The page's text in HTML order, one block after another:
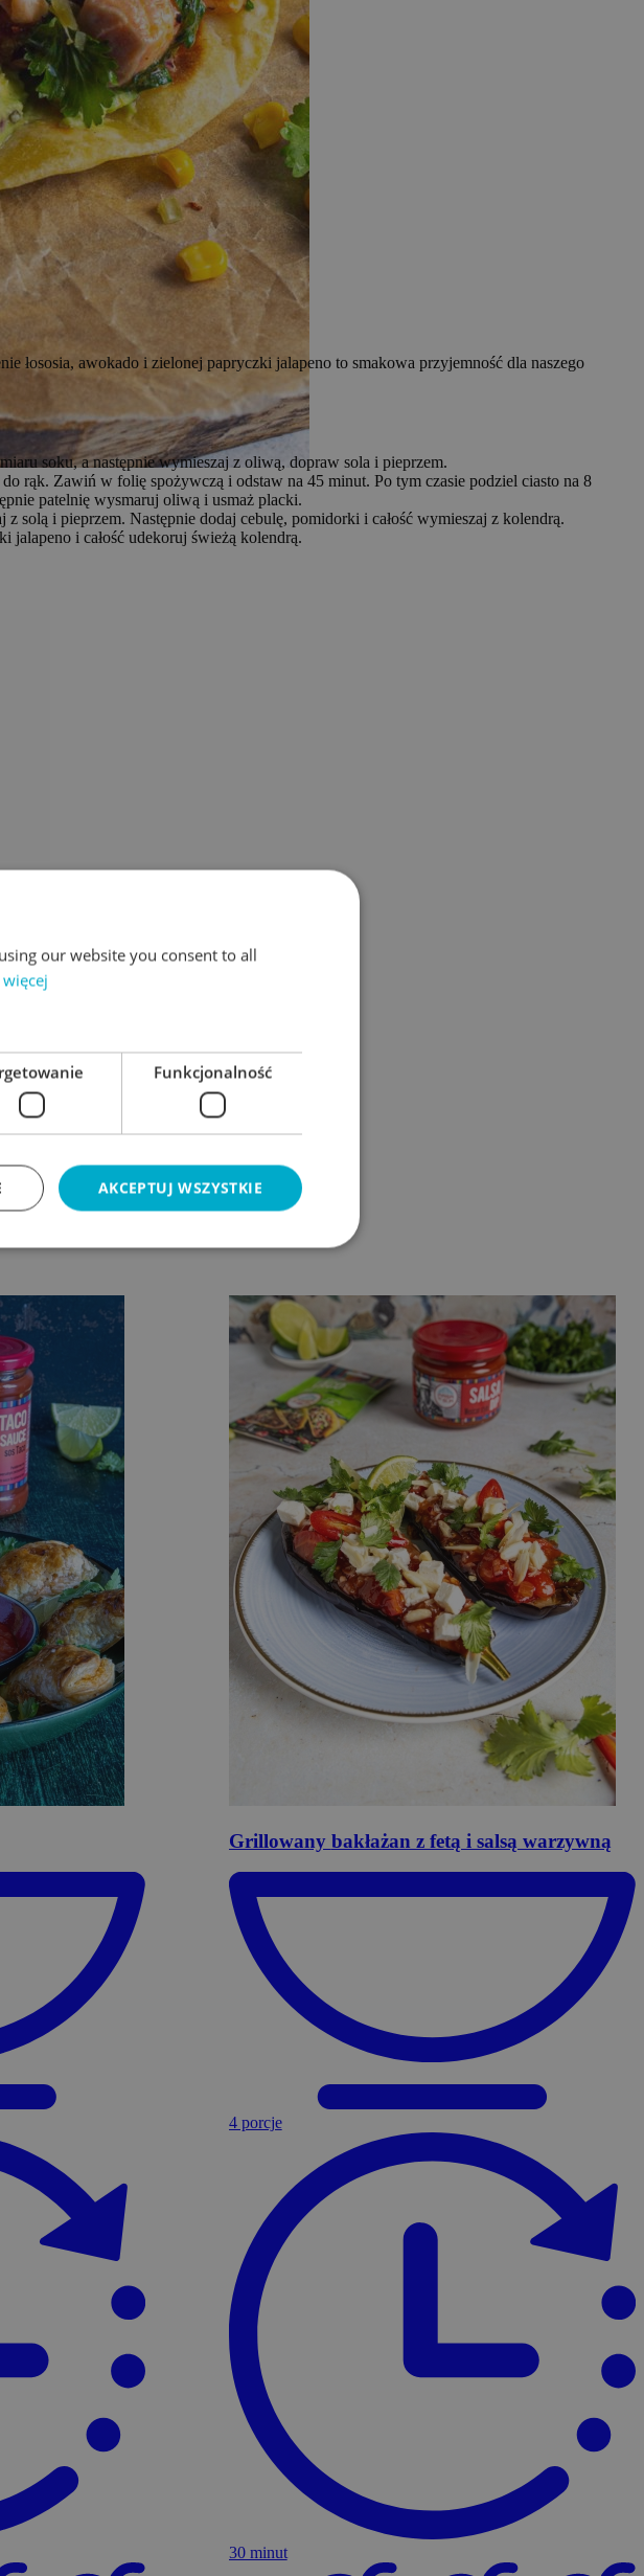
łososia, awokado i zielonej papryczki jalapeno to smakowa przyjemność dla naszego
soku, a następnie wymieszaj z oliwą, dopraw sola i pieprzem.
rąk. Zawiń w folię spożywczą i odstaw na 45 minut. Po tym czasie podziel ciasto na 8
patelnię wysmaruj oliwą i usmaż placki.
solą i pieprzem. Następnie dodaj cebulę, pomidorki i całość wymieszaj z kolendrą.
jalapeno i całość udekoruj świeżą kolendrą.
Grillowany bakłażan z fetą i salsą warzywną
4 porcje
30 minut
our website you consent to all
Funkcjonalność
AKCEPTUJ WSZYSTKIE